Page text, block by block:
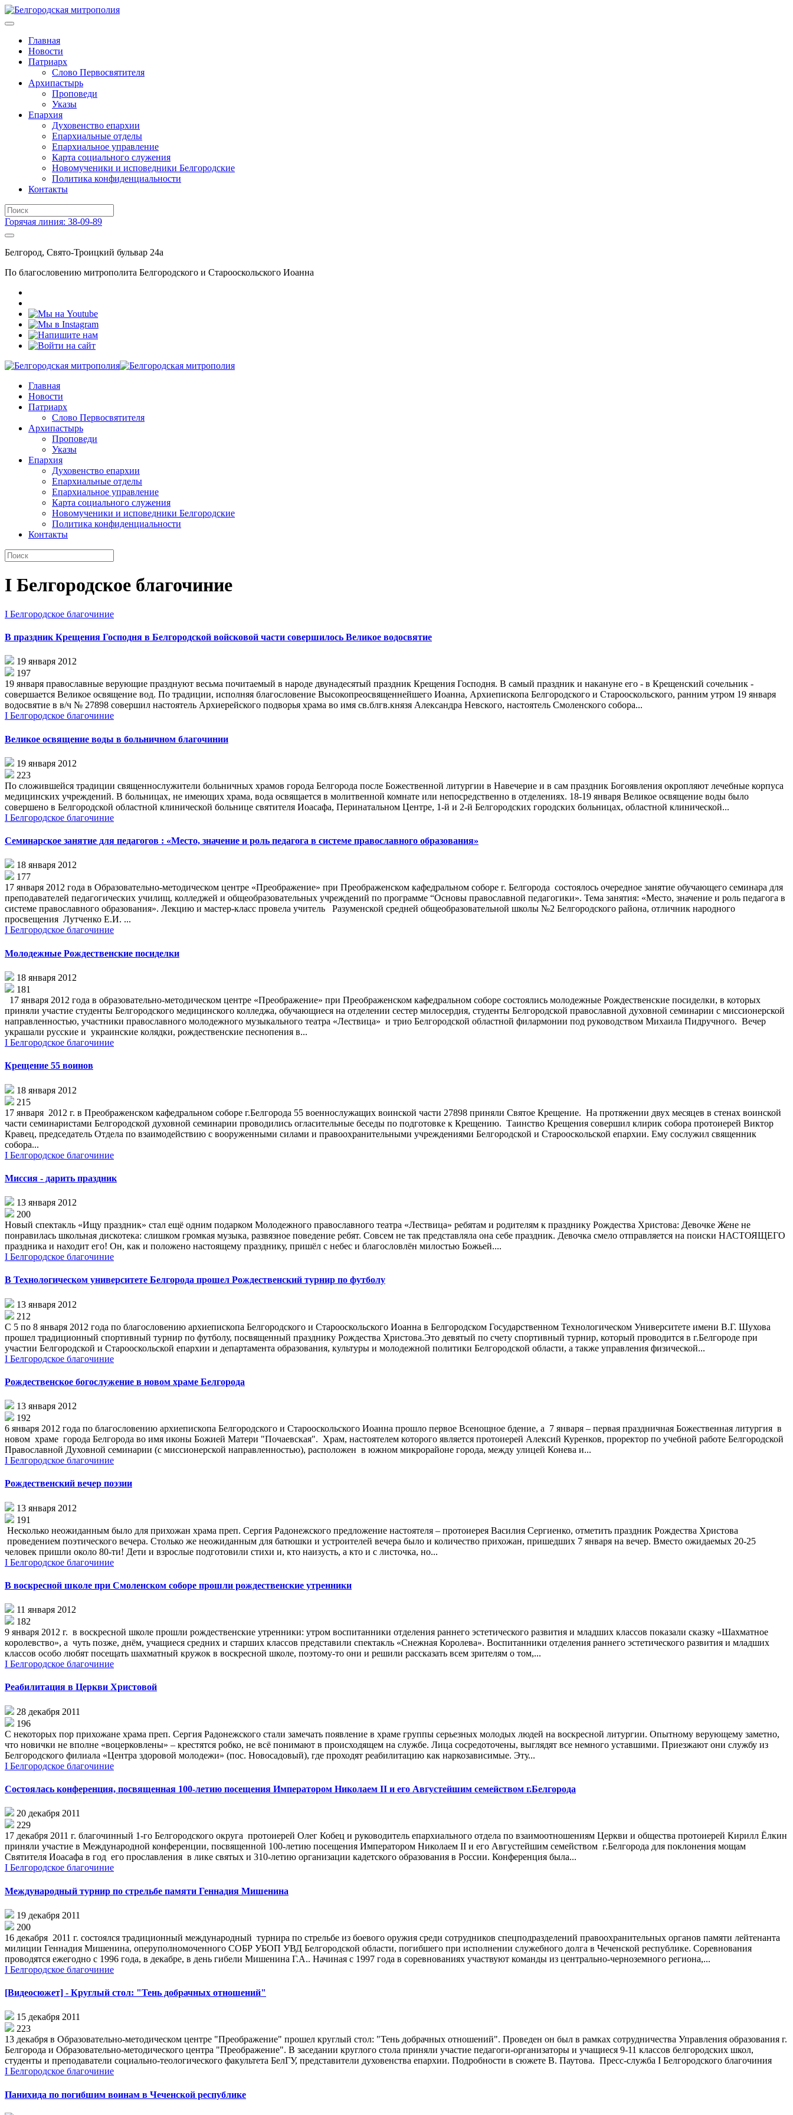
Главная
Новости
Патриарх
Слово Первосвятителя
Архипастырь
Проповеди
Указы
Епархия
Духовенство епархии
Епархиальные отделы
Епархиальное управление
Карта социального служения
Новомученики и исповедники Белгородские
Политика конфиденциальности
Контакты
Горячая линия: 38-09-89
Белгород, Свято-Троицкий бульвар 24а
По благословению митрополита Белгородского и Старооскольского Иоанна
Главная
Новости
Патриарх
Слово Первосвятителя
Архипастырь
Проповеди
Указы
Епархия
Духовенство епархии
Епархиальные отделы
Епархиальное управление
Карта социального служения
Новомученики и исповедники Белгородские
Политика конфиденциальности
Контакты
I Белгородское благочиние
I Белгородское благочиние
В праздник Крещения Господня в Белгородской войсковой части совершилось Великое водосвятие
19 января 2012
197
19 января православные верующие празднуют весьма почитаемый в народе двунадесятый праздник Крещения Господня. В самый праздник и накануне его - в Крещенский сочельник -
совершается Великое освящение вод. По традиции, исполняя благословение Высокопреосвященнейшего Иоанна, Архиепископа Белгородского и Старооскольского, ранним утром 19 января
водосвятие в в/ч № 27898 совершил настоятель Архиерейского подворья храма во имя св.блгв.князя Александра Невского, настоятель Смоленского собора...
I Белгородское благочиние
Великое освящение воды в больничном благочинии
19 января 2012
223
По сложившейся традиции священнослужители больничных храмов города Белгорода после Божественной литургии в Навечерие и в сам праздник Богоявления окропляют лечебные корпуса
медицинских учреждений. В больницах, не имеющих храма, вода освящается в молитвенной комнате или непосредственно в отделениях. 18-19 января Великое освящение воды было
совершено в Белгородской областной клинической больнице святителя Иоасафа, Перинатальном Центре, 1-й и 2-й Белгородских городских больницах, областной клинической...
I Белгородское благочиние
Семинарское занятие для педагогов : «Место, значение и роль педагога в системе православного образования»
18 января 2012
177
17 января 2012 года в Образовательно-методическом центре «Преображение» при Преображенском кафедральном соборе г. Белгорода состоялось очередное занятие обучающего семинара для
преподавателей педагогических училищ, колледжей и общеобразовательных учреждений по программе “Основы православной педагогики». Тема занятия: «Место, значение и роль педагога в
системе православного образования». Лекцию и мастер-класс провела учитель Разуменской средней общеобразовательной школы №2 Белгородского района, отличник народного
просвещения Лутченко Е.И. ...
I Белгородское благочиние
Молодежные Рождественские посиделки
18 января 2012
181
17 января 2012 года в образовательно-методическом центре «Преображение» при Преображенском кафедральном соборе состоялись молодежные Рождественские посиделки, в которых
приняли участие студенты Белгородского медицинского колледжа, обучающиеся на отделении сестер милосердия, студенты Белгородской православной духовной семинарии с миссионерской
направленностью, участники православного молодежного музыкального театра «Лествица» и трио Белгородской областной филармонии под руководством Михаила Пидручного. Вечер
украшали русские и украинские колядки, рождественские песнопения в...
I Белгородское благочиние
Крещение 55 воинов
18 января 2012
215
17 января 2012 г. в Преображенском кафедральном соборе г.Белгорода 55 военнослужащих воинской части 27898 приняли Святое Крещение. На протяжении двух месяцев в стенах воинской
части семинаристами Белгородской духовной семинарии проводились огласительные беседы по подготовке к Крещению. Таинство Крещения совершил клирик собора протоиерей Виктор
Кравец, председатель Отдела по взаимодействию с вооруженными силами и правоохранительными учреждениями Белгородской и Старооскольской епархии. Ему сослужил священник
собора...
I Белгородское благочиние
Миссия - дарить праздник
13 января 2012
200
Новый спектакль «Ищу праздник» стал ещё одним подарком Молодежного православного театра «Лествица» ребятам и родителям к празднику Рождества Христова: Девочке Жене не
понравилась школьная дискотека: слишком громкая музыка, развязное поведение ребят. Совсем не так представляла она себе праздник. Девочка смело отправляется на поиски НАСТОЯЩЕГО
праздника и находит его! Он, как и положено настоящему празднику, пришёл с небес и благословлён милостью Божьей....
I Белгородское благочиние
В Технологическом университете Белгорода прошел Рождественский турнир по футболу
13 января 2012
212
С 5 по 8 января 2012 года по благословению архиепископа Белгородского и Старооскольского Иоанна в Белгородском Государственном Технологическом Университете имени В.Г. Шухова
прошел традиционный спортивный турнир по футболу, посвященный празднику Рождества Христова.Это девятый по счету спортивный турнир, который проводится в г.Белгороде при
участии Белгородской и Старооскольской епархии и департамента образования, культуры и молодежной политики Белгородской области, а также управления физической...
I Белгородское благочиние
Рождественское богослужение в новом храме Белгорода
13 января 2012
192
6 января 2012 года по благословению архиепископа Белгородского и Старооскольского Иоанна прошло первое Всенощное бдение, а 7 января – первая праздничная Божественная литургия в
новом храме города Белгорода во имя иконы Божией Матери "Почаевская". Храм, настоятелем которого является протоиерей Алексий Куренков, проректор по учебной работе Белгородской
Православной Духовной семинарии (с миссионерской направленностью), расположен в южном микрорайоне города, между улицей Конева и...
I Белгородское благочиние
Рождественский вечер поэзии
13 января 2012
191
Несколько неожиданным было для прихожан храма преп. Сергия Радонежского предложение настоятеля – протоиерея Василия Сергиенко, отметить праздник Рождества Христова
проведением поэтического вечера. Столько же неожиданным для батюшки и устроителей вечера было и количество прихожан, пришедших 7 января на вечер. Вместо ожидаемых 20-25
человек пришли около 80-ти! Дети и взрослые подготовили стихи и, кто наизусть, а кто и с листочка, но...
I Белгородское благочиние
В воскресной школе при Смоленском соборе прошли рождественские утренники
11 января 2012
182
9 января 2012 г. в воскресной школе прошли рождественские утренники: утром воспитанники отделения раннего эстетического развития и младших классов показали сказку «Шахматное
королевство», а чуть позже, днём, учащиеся средних и старших классов представили спектакль «Снежная Королева». Воспитанники отделения раннего эстетического развития и младших
классов особо любят посещать шахматный кружок в воскресной школе, поэтому-то они и решили рассказать всем зрителям о том,...
I Белгородское благочиние
Реабилитация в Церкви Христовой
28 декабря 2011
196
С некоторых пор прихожане храма преп. Сергия Радонежского стали замечать появление в храме группы серьезных молодых людей на воскресной литургии. Опытному верующему заметно,
что новички не вполне «воцерковлены» – крестятся робко, не всё понимают в происходящем на службе. Лица сосредоточены, выглядят все немного уставшими. Приезжают они службу из
Белгородского филиала «Центра здоровой молодежи» (пос. Новосадовый), где проходят реабилитацию как наркозависимые. Эту...
I Белгородское благочиние
Состоялась конференция, посвященная 100-летию посещения Императором Николаем II и его Августейшим семейством г.Белгорода
20 декабря 2011
229
17 декабря 2011 г. благочинный 1-го Белгородского округа протоиерей Олег Кобец и руководитель епархиального отдела по взаимоотношениям Церкви и общества протоиерей Кирилл Ёлкин
приняли участие в Международной конференции, посвященной 100-летию посещения Императором Николаем II и его Августейшим семейством г.Белгорода для поклонения мощам
Святителя Иоасафа в год его прославления в лике святых и 310-летию организации кадетского образования в России. Конференция была...
I Белгородское благочиние
Международный турнир по стрельбе памяти Геннадия Мишенина
19 декабря 2011
200
16 декабря 2011 г. состоялся традиционный международный турнира по стрельбе из боевого оружия среди сотрудников спецподразделений правоохранительных органов памяти лейтенанта
милиции Геннадия Мишенина, оперуполномоченного СОБР УБОП УВД Белгородской области, погибшего при исполнении служебного долга в Чеченской республике. Соревнования
проводятся ежегодно с 1996 года, в декабре, в день гибели Мишенина Г.А.. Начиная с 1997 года в соревнованиях участвуют команды из центрально-черноземного региона,...
I Белгородское благочиние
[Видеосюжет] - Круглый стол: "Тень добрачных отношений"
15 декабря 2011
223
13 декабря в Образовательно-методическом центре "Преображение" прошел круглый стол: "Тень добрачных отношений". Проведен он был в рамках сотрудничества Управления образования г.
Белгорода и Образовательно-методического центра "Преображение". В заседании круглого стола приняли участие педагоги-организаторы и учащиеся 9-11 классов белгородских школ,
студенты и преподаватели социально-теологического факультета БелГУ, представители духовенства епархии. Подробности в сюжете В. Паутова. Пресс-служба I Белгородского благочиния
I Белгородское благочиние
Панихида по погибшим воинам в Чеченской республике